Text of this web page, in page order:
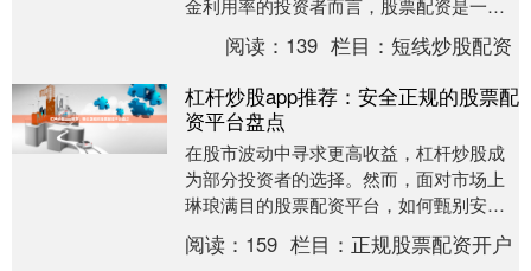
金利用率的投资者而言，股票配资是一种
常见选择。然而，面对市场上众多的配资
平台和复杂的开户....
阅读： 139 栏目：短线炒股配资
杠杆炒股app推荐：安全正规的股票配
资平台盘点
在股市波动中寻求更高收益，杠杆炒股成
为部分投资者的选择。然而，面对市场上
琳琅满目的股票配资平台，如何甄别安全
正规的渠道，保障资金与交易安全，是每
位投资者必须审慎....
阅读： 159 栏目： 正规股票配资开户